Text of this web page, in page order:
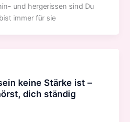
und hergerissen sind Du
immer für sie
keine Stärke ist –
dich ständig